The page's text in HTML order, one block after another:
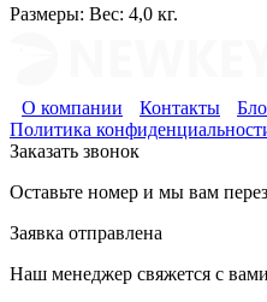
Размеры: Вес: 4,0 кг.
О компании Контакты
Политика
Заказать звонок
Оставьте номер и мы вам
Заявка отправлена
Наш менеджер свяжется с